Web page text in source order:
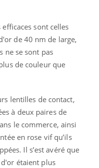
sont celles
de 40 nm de large,
ne se sont pas
de couleur que
lentilles de contact,
à deux paires de
le commerce, ainsi
en rose vif qu’ils
Il s’est avéré que
étaient plus